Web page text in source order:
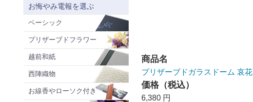
お悔やみ電報を選ぶ
ベーシック
プリザーブドフラワー
越前和紙
西陣織物
お線香やローソク付き
商品名
プリザーブドガラスドーム 哀花
価格（税込）
6,380 円